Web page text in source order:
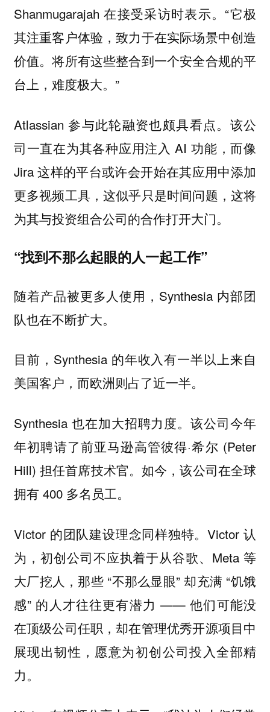
Shanmugarajah 在接受采访时表示。“它极
其注重客户体验，致力于在实际场景中创造
价值。将所有这些整合到一个安全合规的平
台上，难度极大。”
Atlassian 参与此轮融资也颇具看点。该公
司一直在为其各种应用注入 AI 功能，而像
Jira 这样的平台或许会开始在其应用中添加
更多视频工具，这似乎只是时间问题，这将
为其与投资组合公司的合作打开大门。
“找到不那么起眼的人一起工作”
随着产品被更多人使用，Synthesia 内部团
队也在不断扩大。
目前，Synthesia 的年收入有一半以上来自
美国客户，而欧洲则占了近一半。
Synthesia 也在加大招聘力度。该公司今年
年初聘请了前亚马逊高管彼得·希尔 (Peter
Hill) 担任首席技术官。如今，该公司在全球
拥有 400 多名员工。
Victor 的团队建设理念同样独特。Victor 认
为，初创公司不应执着于从谷歌、Meta 等
大厂挖人，那些 “不那么显眼” 却充满 “饥饿
感” 的人才往往更有潜力 —— 他们可能没
在顶级公司任职，却在管理优秀开源项目中
展现出韧性，愿意为初创公司投入全部精
力。